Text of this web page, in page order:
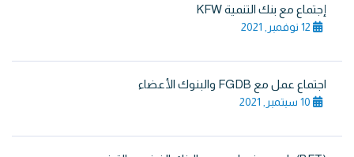
إجتماع مع بنك التنمية KFW
12 نوفمبر, 2021
اجتماع عمل مع FGDB والبنوك الأعضاء
10 سبتمبر, 2021